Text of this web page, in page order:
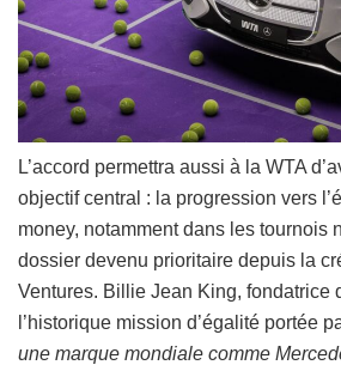
L’accord permettra aussi à la WTA
objectif central : la progression vers
money, notamment dans les tournois
dossier devenu prioritaire depuis la
Ventures. Billie Jean King, fondatrice
l’historique mission d’égalité portée
une marque mondiale comme